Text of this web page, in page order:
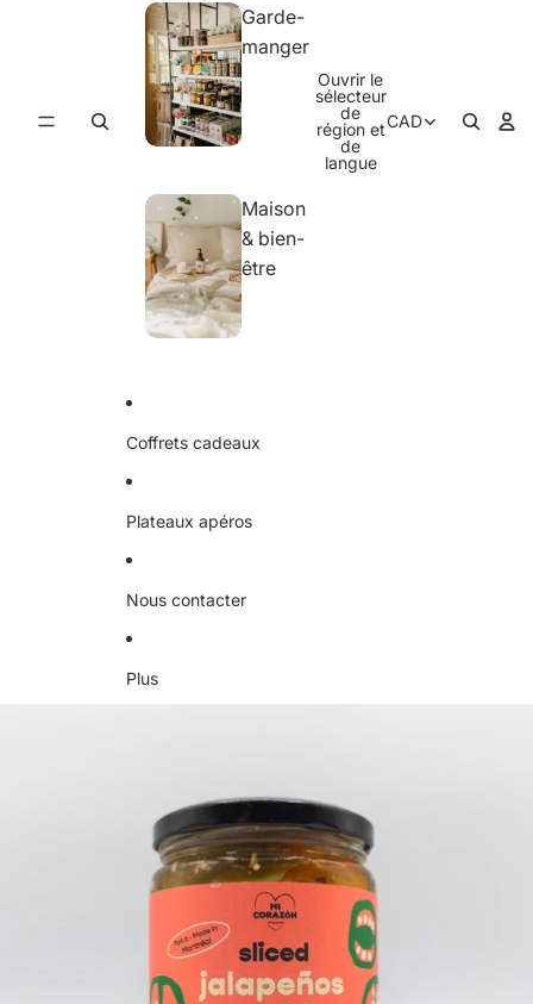
Garde-
manger
Maison
& bien-
être
Coffrets cadeaux
Plateaux apéros
Nous contacter
Plus
Ouvrir le
sélecteur
de
région et
de
langue
CAD